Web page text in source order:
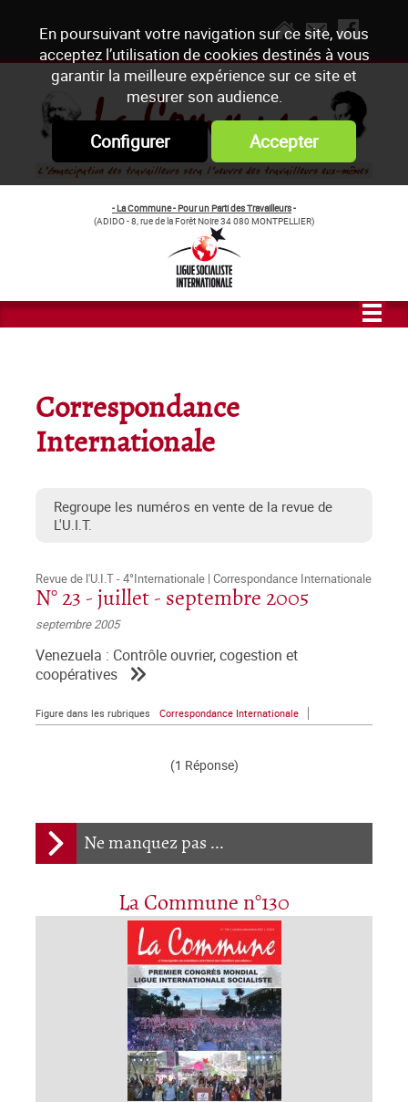
En poursuivant votre navigation sur ce site, vous
acceptez l’utilisation de cookies destinés à vous
garantir la meilleure expérience sur ce site et
mesurer son audience.
Configurer Accepter
- La Commune - Pour un Parti des Travailleurs-
(ADIDO - 8, rue de la Forêt Noire 34 080 MONTPELLIER)
Ne manquez pas ...
La Commune n°130
Correspondance
Internationale
Regroupe les numéros en vente de la revue de
L'U.I.T.
Revue de l'U.I.T - 4°Internationale | Correspondance Internationale
N° 23 - juillet - septembre 2005
septembre 2005
Venezuela : Contrôle ouvrier, cogestion et
coopératives
Figure dans les rubriques Correspondance Internationale
(1 Réponse)